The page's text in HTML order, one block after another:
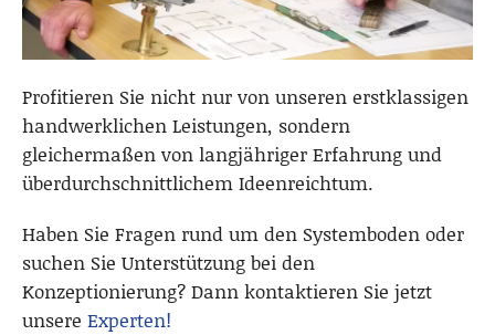
Profitieren Sie nicht nur von unseren erstklassigen
handwerklichen Leistungen, sondern
gleichermaßen von langjähriger Erfahrung und
überdurchschnittlichem Ideenreichtum.
Haben Sie Fragen rund um den Systemboden oder
suchen Sie Unterstützung bei den
Konzeptionierung? Dann kontaktieren Sie jetzt
unsere Experten!